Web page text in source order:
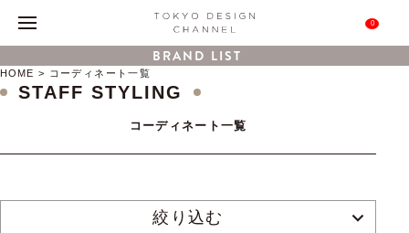
0
BRAND LIST
HOME コーディネート一覧
STAFF STYLING
コーディネート一覧
絞り込む